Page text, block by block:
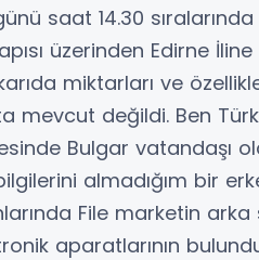
saat 14.30
üzerinden Edirne
miktarları ve
mevcut değildi. Ben
Bulgar vatandaşı
almadığım bir
File marketin
aparatlarının